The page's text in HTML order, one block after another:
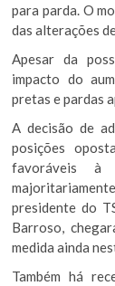
para parda. O
das alterações
Apesar da
impacto do
pretas e pardas
A decisão de
posições
favoráveis à
presidente do
Barroso,
medida ainda
Também há